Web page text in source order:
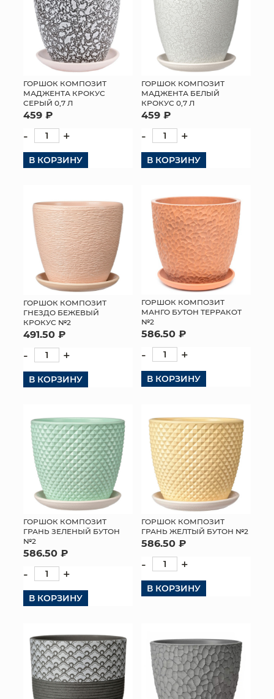
ГОРШОК КОМПОЗИТ
МАДЖЕНТА КРОКУС
СЕРЫЙ 0,7 Л
459 ₽
- +
В КОРЗИНУ
ГОРШОК КОМПОЗИТ
МАДЖЕНТА БЕЛЫЙ
КРОКУС 0,7 Л
459 ₽
- +
В КОРЗИНУ
ГОРШОК КОМПОЗИТ
ГНЕЗДО БЕЖЕВЫЙ
КРОКУС №2
491.50 ₽
- +
В КОРЗИНУ
ГОРШОК КОМПОЗИТ
МАНГО БУТОН ТЕРРАКОТ
№2
586.50 ₽
- +
В КОРЗИНУ
ГОРШОК КОМПОЗИТ
ГРАНЬ ЗЕЛЕНЫЙ БУТОН
№2
586.50 ₽
- +
В КОРЗИНУ
ГОРШОК КОМПОЗИТ
ГРАНЬ ЖЕЛТЫЙ БУТОН №2
586.50 ₽
- +
В КОРЗИНУ